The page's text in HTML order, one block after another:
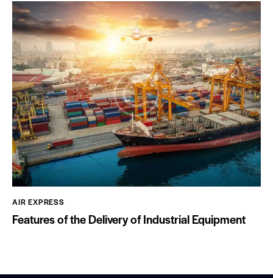
AIR EXPRESS
Features of the Delivery of Industrial Equipment